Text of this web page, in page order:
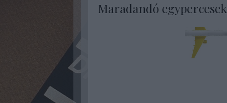
Maradandó egypercesek